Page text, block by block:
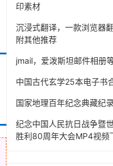
印素材
沉浸式翻译，一款浏览器
附其他推荐
jmail，爱泼斯坦邮件相册
中国古代玄学25本电子书
国家地理百年纪念典藏纪
纪念中国人民抗日战争暨
胜利80周年大会MP4视频